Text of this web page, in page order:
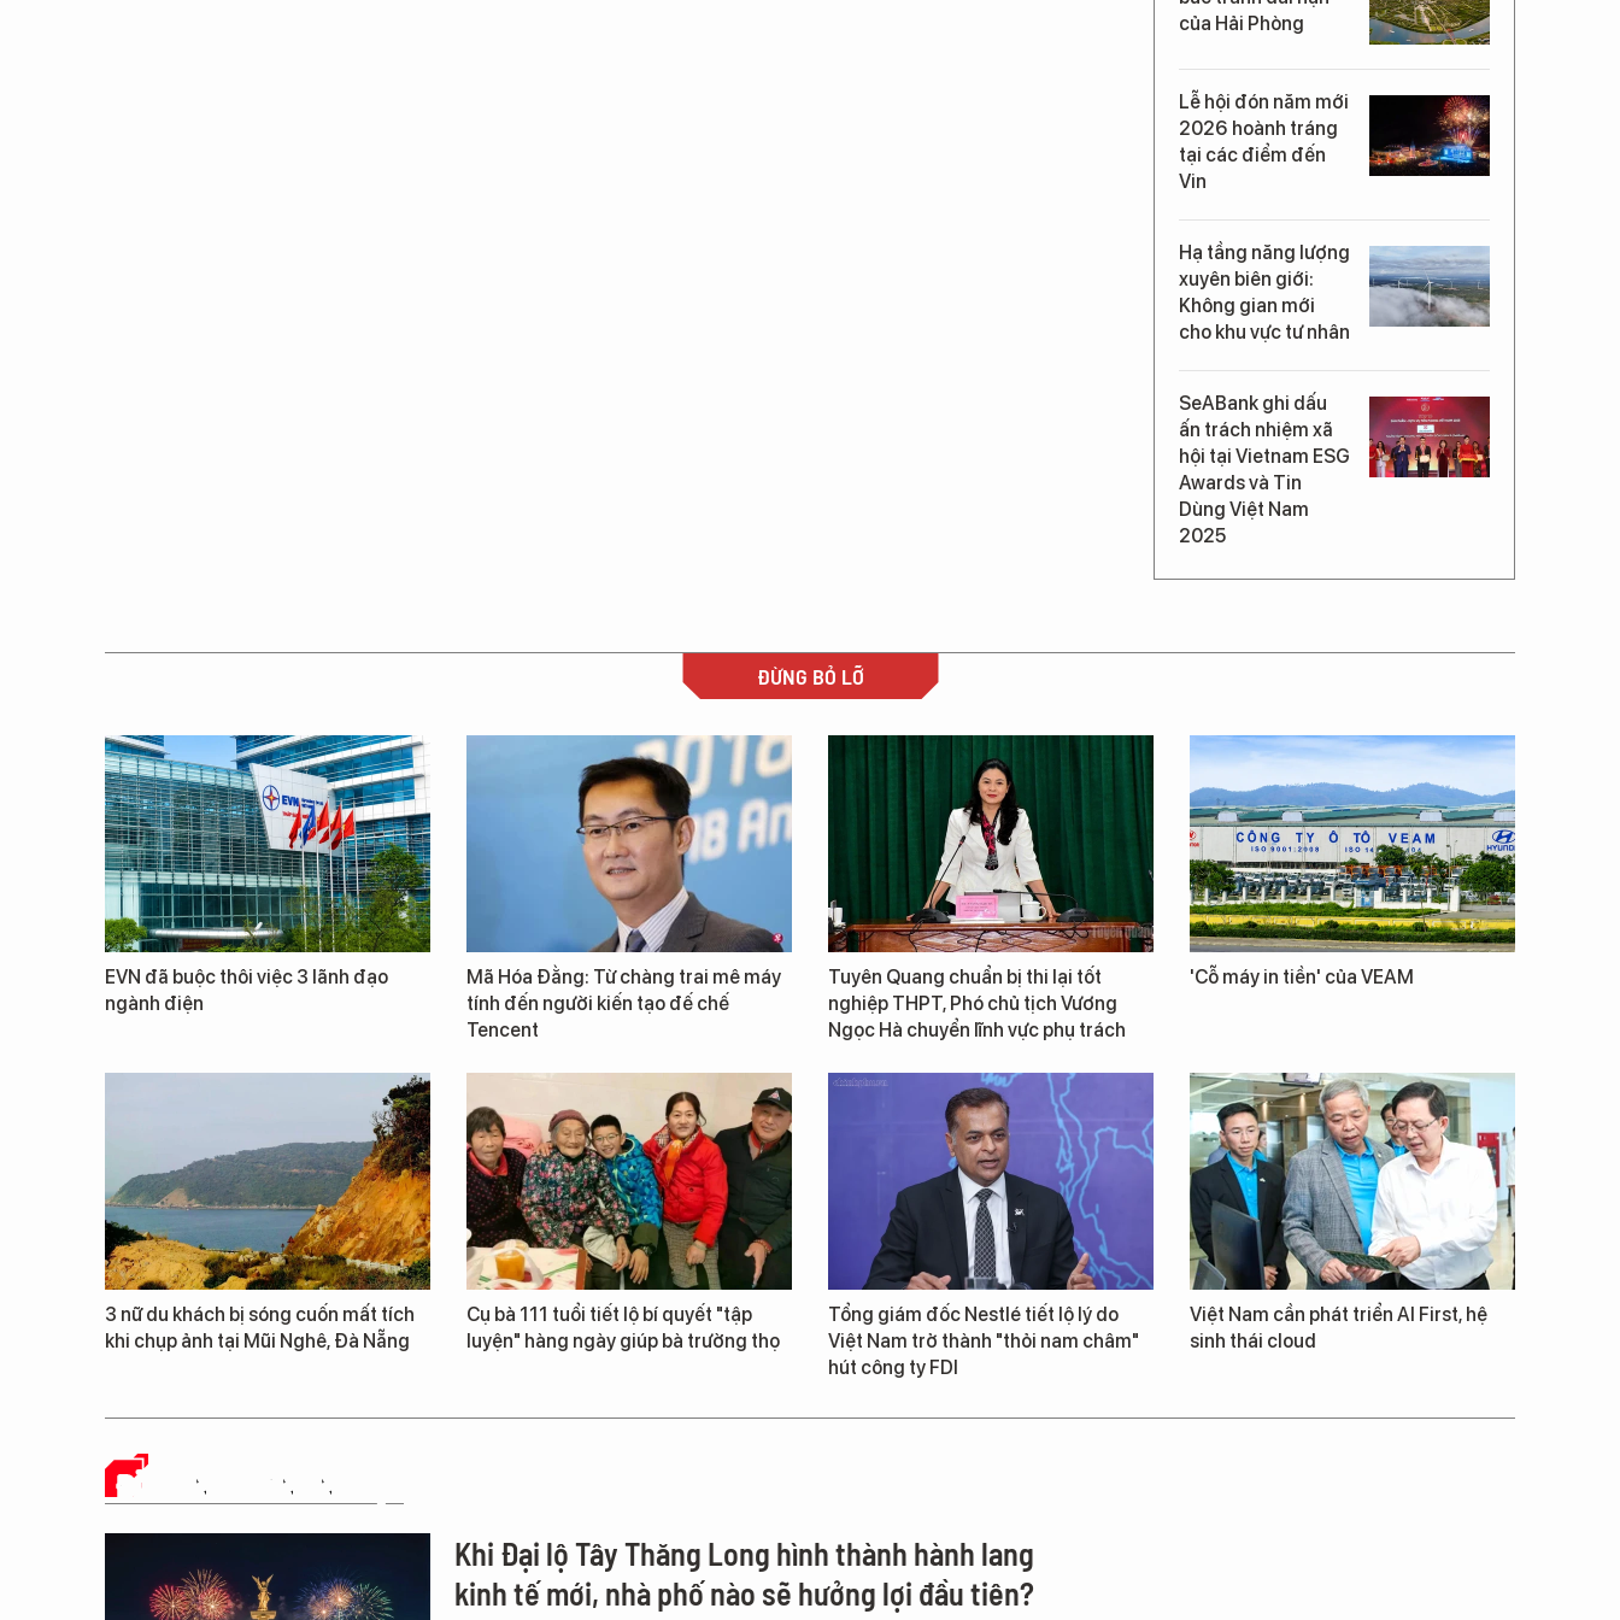
của Hải Phòng
Lễ hội đón năm mới
2026 hoành tráng
tại các điểm đến
Vin
Hạ tầng năng lượng
xuyên biên giới:
Không gian mới
cho khu vực tư nhân
SeABank ghi dấu
ấn trách nhiệm xã
hội tại Vietnam ESG
Awards và Tin
Dùng Việt Nam
2025
ĐỪNG BỎ LỠ
EVN đã buộc thôi việc 3 lãnh đạo
ngành điện
Mã Hóa Đằng: Từ chàng trai mê máy
tính đến người kiến tạo đế chế
Tencent
Tuyên Quang chuẩn bị thi lại tốt
nghiệp THPT, Phó chủ tịch Vương
Ngọc Hà chuyển lĩnh vực phụ trách
'Cỗ máy in tiền' của VEAM
3 nữ du khách bị sóng cuốn mất tích
khi chụp ảnh tại Mũi Nghê, Đà Nẵng
Cụ bà 111 tuổi tiết lộ bí quyết "tập
luyện" hàng ngày giúp bà trường thọ
Tổng giám đốc Nestlé tiết lộ lý do
Việt Nam trở thành "thỏi nam châm"
hút công ty FDI
Việt Nam cần phát triển AI First, hệ
sinh thái cloud
ĐỜI SỐNG DOANH NGHIỆP
Khi Đại lộ Tây Thăng Long hình thành hành lang
kinh tế mới, nhà phố nào sẽ hưởng lợi đầu tiên?